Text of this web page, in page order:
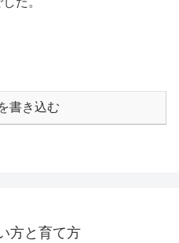
書き込む
方と育て方